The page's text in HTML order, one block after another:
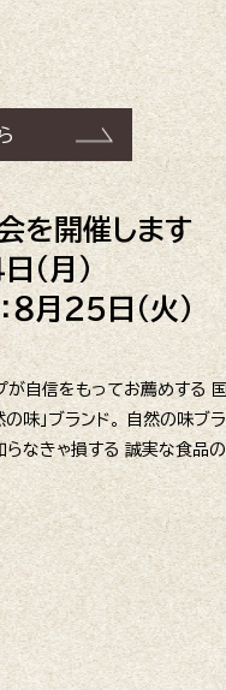
を開催します
（月）
月２５日（火）
が自信をもってお薦めする
の味」ブランド。 自然の味
らなきゃ損する 誠実な食